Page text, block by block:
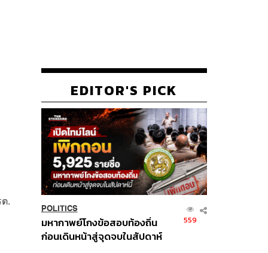
.
EDITOR'S PICK
POLITICS
มหากาพย์โกงข้อสอบท้องถิ่น
ก่อนเดินหน้าสู่จุดจบในสัปดาห์
559